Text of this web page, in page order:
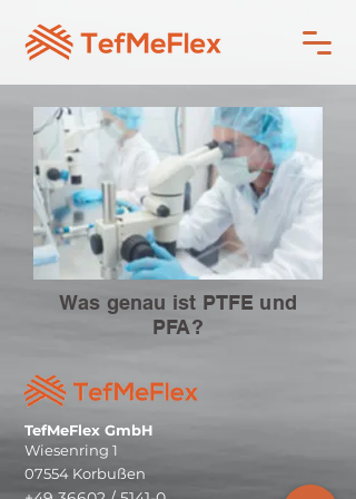
Was genau ist PTFE und
PFA?
TefMeFlex GmbH
Wiesenring 1
07554 Korbußen